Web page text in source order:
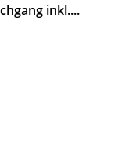
inkl....